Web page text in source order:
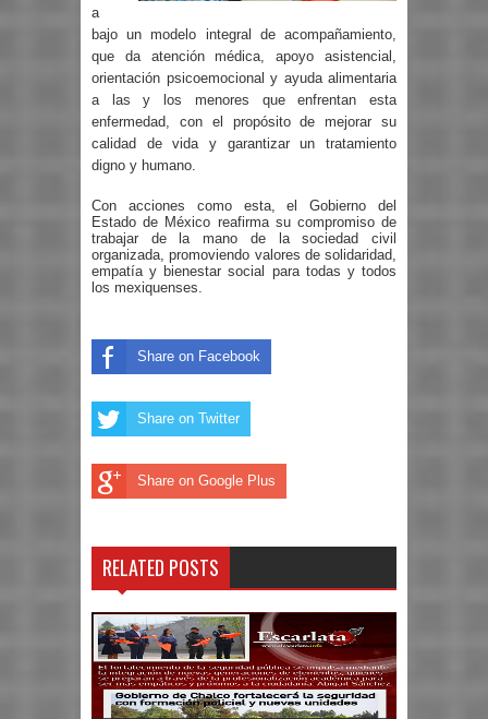
a
bajo un modelo integral de acompañamiento,
que da atención médica, apoyo asistencial,
orientación psicoemocional y ayuda alimentaria
a las y los menores que enfrentan esta
enfermedad, con el propósito de mejorar su
calidad de vida y garantizar un tratamiento
digno y humano.
Con acciones como esta, el Gobierno del
Estado de México reafirma su compromiso de
trabajar de la mano de la sociedad civil
organizada, promoviendo valores de solidaridad,
empatía y bienestar social para todas y todos
los mexiquenses.
Share on Facebook
Share on Twitter
Share on Google Plus
RELATED POSTS